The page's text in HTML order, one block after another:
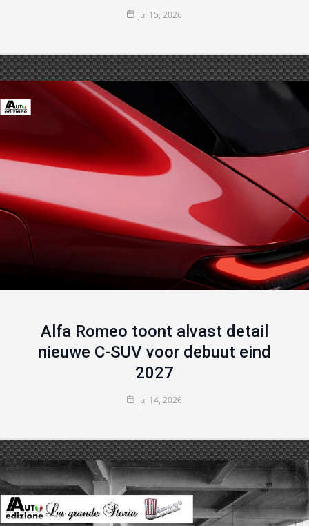
jul 15, 2026
Alfa Romeo toont alvast detail
nieuwe C-SUV voor debuut eind
2027
jul 14, 2026